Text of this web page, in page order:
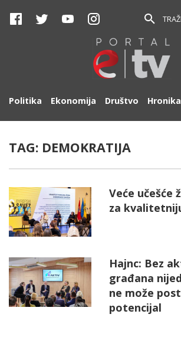
TRAŽI
Politika Ekonomija Društvo Hronika
TAG: DEMOKRATIJA
Veće učešće
za
Hajnc: Bez
građana
ne može
potencijal